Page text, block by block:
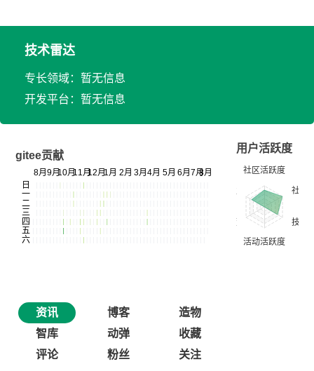
技术雷达
专长领域：暂无信息
开发平台：暂无信息
gitee贡献
用户活跃度
资讯 博客
造物
智库
动弹
收藏
评论
粉丝 关注